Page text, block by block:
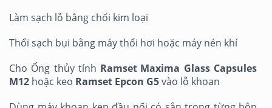
Làm sạch lỗ bằng chổi kim loại
Thổi sạch bụi bằng máy thổi hơi hoặc máy nén khí
Cho Ống thủy tính Ramset Maxima Glass Capsules
M12 hoặc keo Ramset Epcon G5vào lỗ khoan